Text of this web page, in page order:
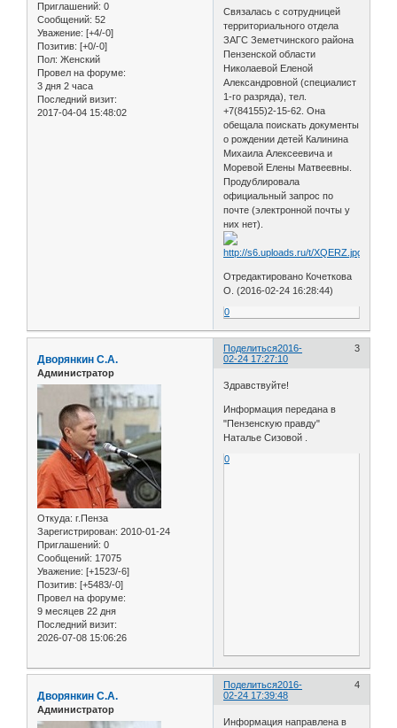
Приглашений: 0
Сообщений: 52
Уважение: [+4/-0]
Позитив: [+0/-0]
Пол: Женский
Провел на форуме:
3 дня 2 часа
Последний визит:
2017-04-04 15:48:02
Связалась с сотрудницей
территориального отдела
ЗАГС Земетчинского района
Пензенской области
Николаевой Еленой
Александровной (специалист
1-го разряда), тел.
+7(84155)2-15-62. Она
обещала поискать документы
о рождении детей Калинина
Михаила Алексеевича и
Моревой Елены Матвеевны.
Продублировала
официальный запрос по
почте (электронной почты у
них нет).
Отредактировано Кочеткова
О. (2016-02-24 16:28:44)
0
Поделиться 3
2016-
02-24 17:27:10
Дворянкин С.А.
Администратор
Откуда: г.Пенза
Зарегистрирован: 2010-01-24
Приглашений: 0
Сообщений: 17075
Уважение: [+1523/-6]
Позитив: [+5483/-0]
Провел на форуме:
9 месяцев 22 дня
Последний визит:
2026-07-08 15:06:26
Здравствуйте!
Информация передана в
"Пензенскую правду"
Наталье Сизовой .
0
Поделиться 4
2016-
02-24 17:39:48
Дворянкин С.А.
Администратор
Информация направлена в